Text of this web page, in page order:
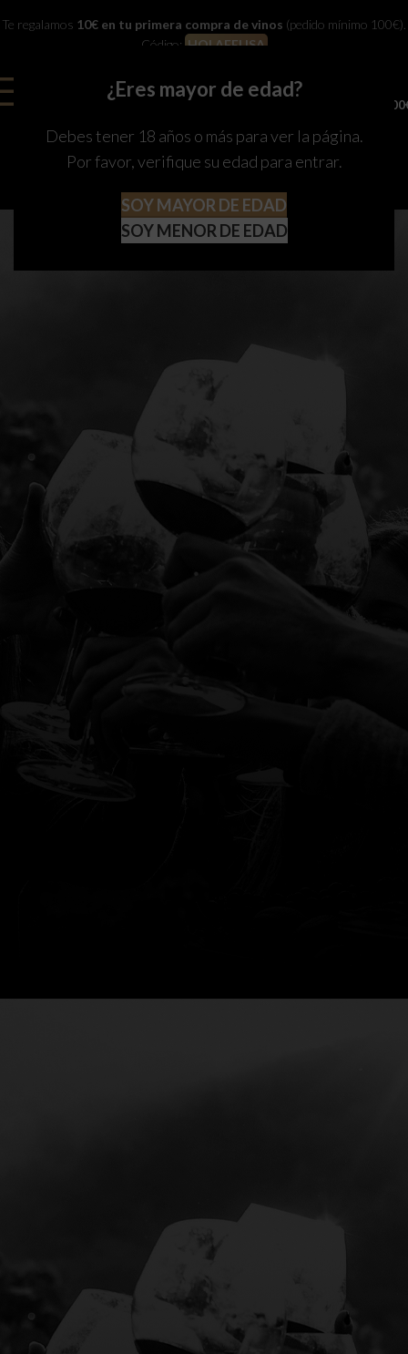
¿Eres mayor de edad?
Debes tener 18 años o más para ver la página.
Por favor, verifique su edad para entrar.
SOY MAYOR DE EDAD
SOY MENOR DE EDAD
Te regalamos 10€ en tu primera compra de vinos (pedido mínimo 100€).
Código: HOLAFELISA
0,00